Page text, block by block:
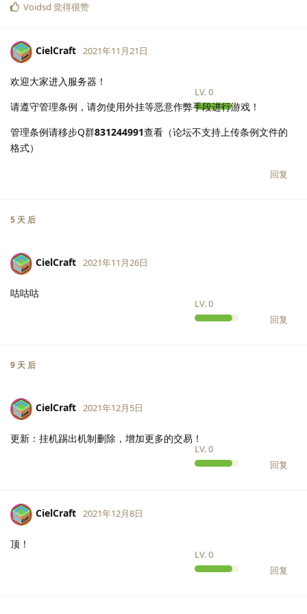
Voidsd 觉得很赞
CielCraft
LV.0
2021年11月21日
欢迎大家进入服务器！
请遵守管理条例，请勿使用外挂等恶意作弊手段进行游戏！
管理条例请移步Q群831244991查看（论坛不支持上传条例文件的
格式）
回复
5 天 后
CielCraft
LV.0
2021年11月26日
咕咕咕
回复
9 天 后
CielCraft
LV.0
2021年12月5日
更新：挂机踢出机制删除，增加更多的交易！
回复
CielCraft
LV.0
2021年12月8日
顶！
回复